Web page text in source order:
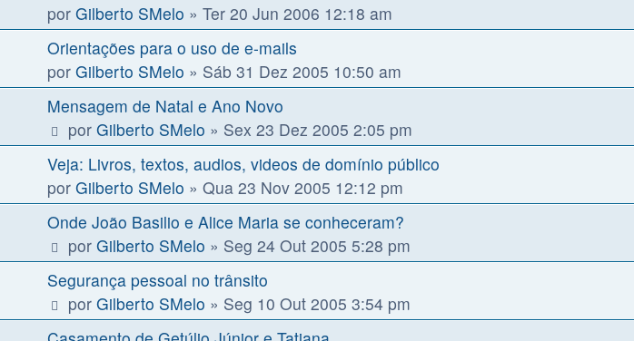
por Gilberto SMelo » Ter 20 Jun 2006 12:18 am
Orientações para o uso de e-mails
por Gilberto SMelo » Sáb 31 Dez 2005 10:50 am
Mensagem de Natal e Ano Novo
por Gilberto SMelo » Sex 23 Dez 2005 2:05 pm
Veja: Livros, textos, audios, videos de domínio público
por Gilberto SMelo » Qua 23 Nov 2005 12:12 pm
Onde João Basilio e Alice Maria se conheceram?
por Gilberto SMelo » Seg 24 Out 2005 5:28 pm
Segurança pessoal no trânsito
por Gilberto SMelo » Seg 10 Out 2005 3:54 pm